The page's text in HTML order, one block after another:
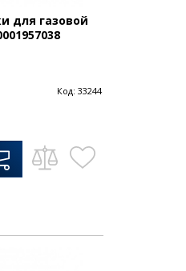
для газовой
Код: 33244